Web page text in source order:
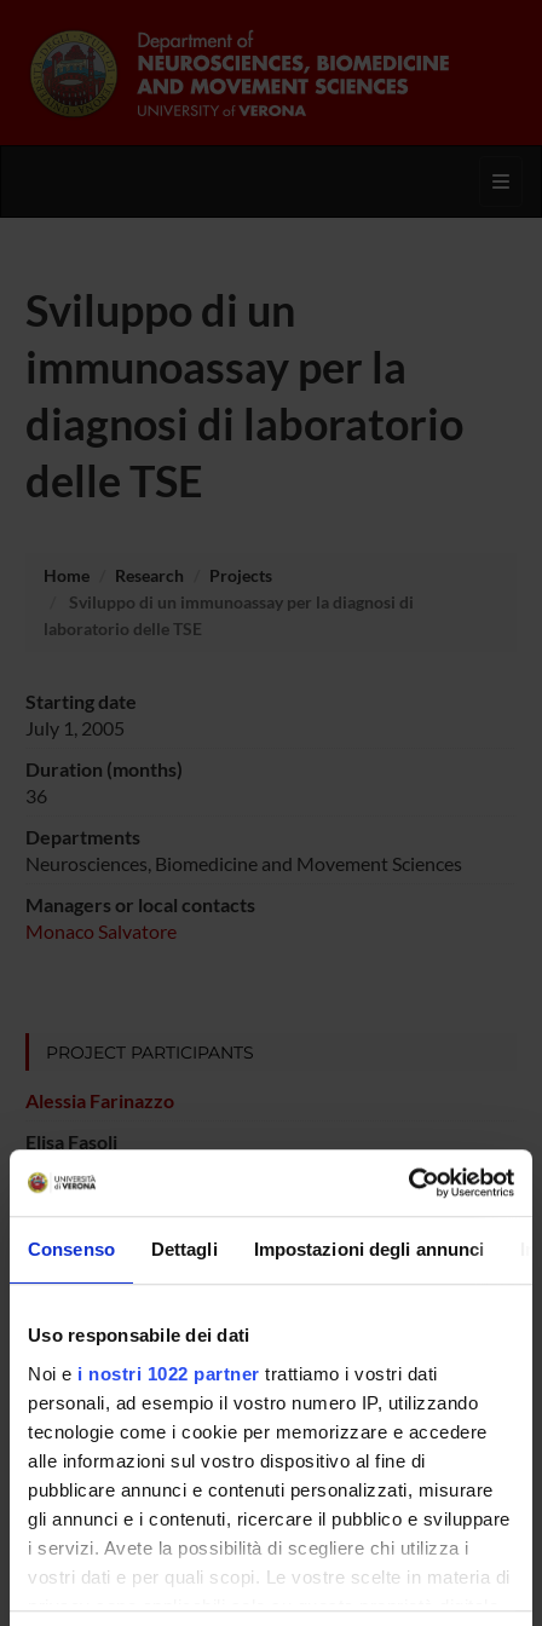
Consenso Dettagli Impostazioni degli annunci
Uso responsabile dei dati
Noi e i nostri 1022 partner trattiamo i vostri dati
personali, ad esempio il vostro numero IP, utilizzando
tecnologie come i cookie per memorizzare e accedere
alle informazioni sul vostro dispositivo al fine di
pubblicare annunci e contenuti personalizzati, misurare
gli annunci e i contenuti, ricercare il pubblico e sviluppare
i servizi. Avete la possibilità di scegliere chi utilizza i
vostri dati e per quali scopi. Le vostre scelte in materia di
privacy sono applicabili solo su questa proprietà digitale
Sviluppo di un
immunoassay per la
diagnosi di laboratorio
delle TSE
Home Research
Projects
Sviluppo di un immunoassay per la diagnosi di
laboratorio delle TSE
Starting date
July 1, 2005
Duration (months)
36
Departments
Neurosciences, Biomedicine and Movement Sciences
Managers or local contacts
Monaco Salvatore
PROJECT PARTICIPANTS
Alessia Farinazzo
Elisa Fasoli
Michele Fiorini
Laboratory technician
Gianluigi Zanusso
Associate Professor
SECTIONS
Neurology Section